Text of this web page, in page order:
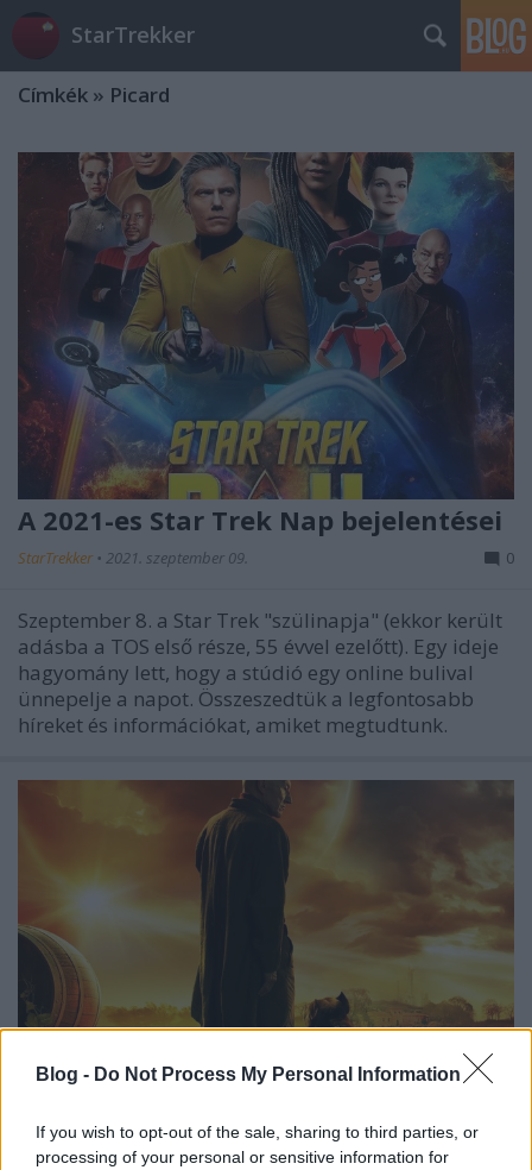
Blog - Do Not Process My Personal Information
If you wish to opt-out of the sale, sharing to third parties, or
processing of your personal or sensitive information for
StarTrekker
Címkék » Picard
A 2021-es Star Trek Nap bejelentései
StarTrekker • 2021. szeptember 09. 0
Szeptember 8. a Star Trek "szülinapja" (ekkor került
adásba a TOS első része, 55 évvel ezelőtt). Egy ideje
hagyomány lett, hogy a stúdió egy online bulival
ünnepelje a napot. Összeszedtük a legfontosabb
híreket és információkat, amiket megtudtunk.
Star Trek Picard évértékelő - Az új új